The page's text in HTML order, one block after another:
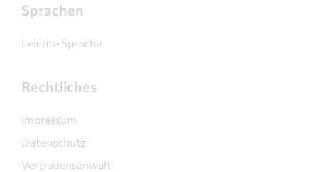
Sprachen
Leichte Sprache
Rechtliches
Impressum
Datenschutz
Vertrauensanwalt